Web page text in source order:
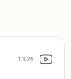
13:26